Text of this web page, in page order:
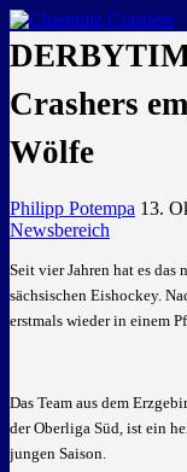
GEMEINSAM EINE
Crashers
Wölfe
Philipp Potempa 13.
Newsbereich
Seit vier Jahren hat es
sächsischen Eishockey.
erstmals wieder in einem
Das Team aus dem
der Oberliga Süd, ist ein
jungen Saison.